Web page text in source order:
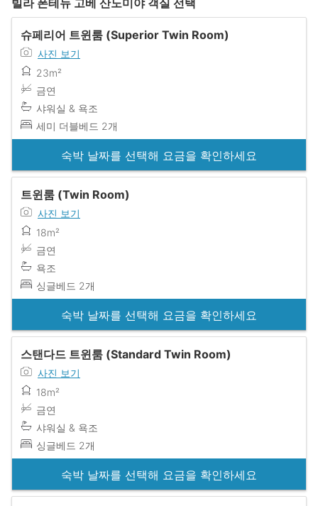
빌라 폰테뉴 고베 산노미야 객실 선택
슈페리어 트윈룸 (Superior Twin Room)
사진 보기
23m²
금연
샤워실 & 욕조
세미 더블베드 2개
숙박 날짜를 선택해 요금을 확인하세요
트윈룸 (Twin Room)
사진 보기
18m²
금연
욕조
싱글베드 2개
숙박 날짜를 선택해 요금을 확인하세요
스탠다드 트윈룸 (Standard Twin Room)
사진 보기
18m²
금연
샤워실 & 욕조
싱글베드 2개
숙박 날짜를 선택해 요금을 확인하세요